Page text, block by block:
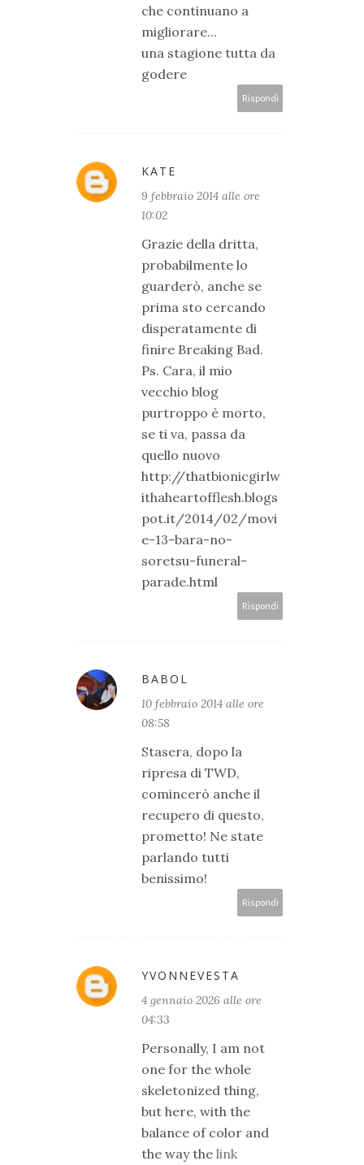
che continuano a
migliorare...
una stagione tutta da
godere
Rispondi
KATE
9 febbraio 2014 alle ore
10:02
Grazie della dritta,
probabilmente lo
guarderò, anche se
prima sto cercando
disperatamente di
finire Breaking Bad.
Ps. Cara, il mio
vecchio blog
purtroppo è morto,
se ti va, passa da
quello nuovo
http://thatbionicgirlw
ithaheartofflesh.blogs
pot.it/2014/02/movi
e-13-bara-no-
soretsu-funeral-
parade.html
Rispondi
BABOL
10 febbraio 2014 alle ore
08:58
Stasera, dopo la
ripresa di TWD,
comincerò anche il
recupero di questo,
prometto! Ne state
parlando tutti
benissimo!
Rispondi
YVONNEVESTA
4 gennaio 2026 alle ore
04:33
Personally, I am not
one for the whole
skeletonized thing,
but here, with the
balance of color and
the way the link